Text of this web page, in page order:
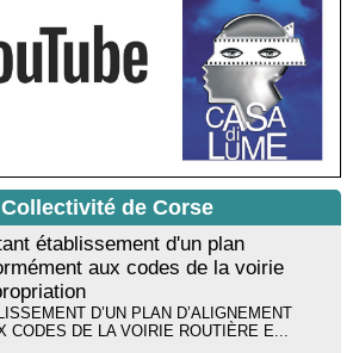
du Niolu» - Mediateca territuriale di
livre jeunesse par Annik Meschinet,
: Ateliers d’expression sonore, vocale,
- Mediateca territuriale di Santa Lucia di
! Cycle de conférences peinture animé
- Mediateca territuriale di Santa Lucia di
de Corse
établissement d'un plan
aux codes de la voirie
D’UN PLAN D’ALIGNEMENT
CODES DE LA VOIRIE ROUTIÈRE E...